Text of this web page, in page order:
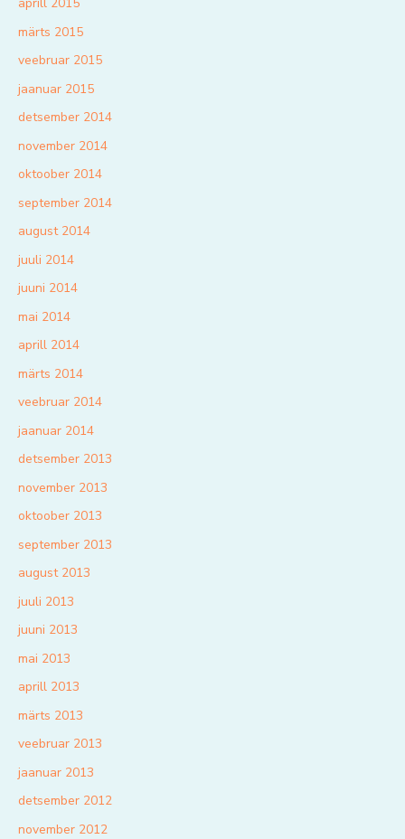
aprill 2015
märts 2015
veebruar 2015
jaanuar 2015
detsember 2014
november 2014
oktoober 2014
september 2014
august 2014
juuli 2014
juuni 2014
mai 2014
aprill 2014
märts 2014
veebruar 2014
jaanuar 2014
detsember 2013
november 2013
oktoober 2013
september 2013
august 2013
juuli 2013
juuni 2013
mai 2013
aprill 2013
märts 2013
veebruar 2013
jaanuar 2013
detsember 2012
november 2012